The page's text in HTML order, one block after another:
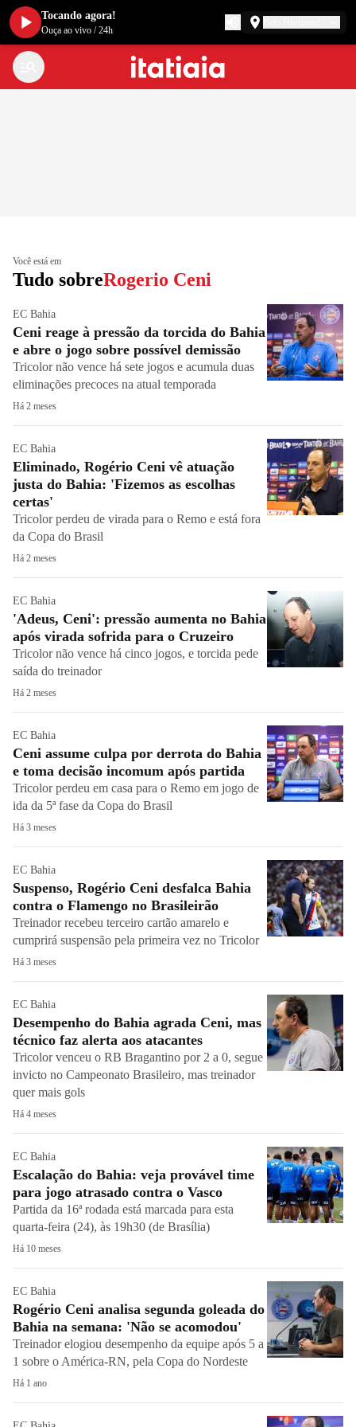
Você está em
Tudo sobreRogerio Ceni
EC Bahia
Ceni reage à pressão da torcida do Bahia
e abre o jogo sobre possível demissão
Tricolor não vence há sete jogos e acumula duas
eliminações precoces na atual temporada
Há 2 meses
EC Bahia
Eliminado, Rogério Ceni vê atuação
justa do Bahia: 'Fizemos as escolhas
certas'
Tricolor perdeu de virada para o Remo e está fora
da Copa do Brasil
Há 2 meses
EC Bahia
'Adeus, Ceni': pressão aumenta no Bahia
após virada sofrida para o Cruzeiro
Tricolor não vence há cinco jogos, e torcida pede
saída do treinador
Há 2 meses
EC Bahia
Ceni assume culpa por derrota do Bahia
e toma decisão incomum após partida
Tricolor perdeu em casa para o Remo em jogo de
ida da 5ª fase da Copa do Brasil
Há 3 meses
EC Bahia
Suspenso, Rogério Ceni desfalca Bahia
contra o Flamengo no Brasileirão
Treinador recebeu terceiro cartão amarelo e
cumprirá suspensão pela primeira vez no Tricolor
Há 3 meses
EC Bahia
Desempenho do Bahia agrada Ceni, mas
técnico faz alerta aos atacantes
Tricolor venceu o RB Bragantino por 2 a 0, segue
invicto no Campeonato Brasileiro, mas treinador
quer mais gols
Há 4 meses
EC Bahia
Escalação do Bahia: veja provável time
para jogo atrasado contra o Vasco
Partida da 16ª rodada está marcada para esta
quarta-feira (24), às 19h30 (de Brasília)
Há 10 meses
EC Bahia
Rogério Ceni analisa segunda goleada do
Bahia na semana: 'Não se acomodou'
Treinador elogiou desempenho da equipe após 5 a
1 sobre o América-RN, pela Copa do Nordeste
Há 1 ano
Tocando agora!
Ouça ao vivo /24h